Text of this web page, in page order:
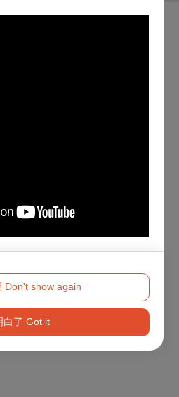
Don't show again
白了 Got it
幾十年的娃娃「嘟嘟」怎麼辦？
有人願意把她帶回家？
，我開始想辦法……
就有人想收養她？
不想要！
要求可愛、被抱著拍照、被帶去
從來沒有人問過她願不願意。
，更不想成為這個家庭的腹語娃
愛成為必須維持的人設，究竟誰
娃？
娃？是人類？